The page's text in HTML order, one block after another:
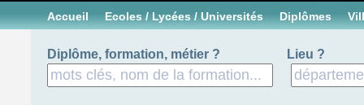
Accueil Ecoles / Lycées / Universités Diplômes
Diplôme, formation, métier ? Lieu ?